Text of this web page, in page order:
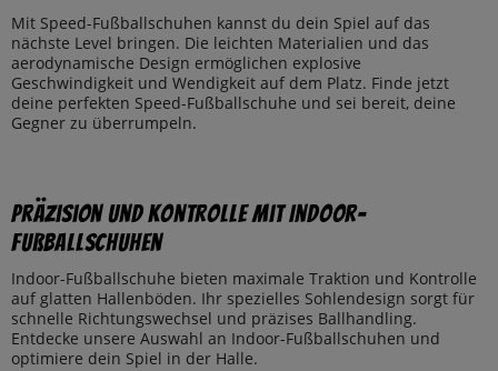
Mit Speed-Fußballschuhen kannst du dein Spiel auf das
nächste Level bringen. Die leichten Materialien und das
aerodynamische Design ermöglichen explosive
Geschwindigkeit und Wendigkeit auf dem Platz. Finde jetzt
deine perfekten Speed-Fußballschuhe und sei bereit, deine
Gegner zu überrumpeln.
Präzision und Kontrolle mit Indoor-
Fußballschuhen
Indoor-Fußballschuhe bieten maximale Traktion und Kontrolle
auf glatten Hallenböden. Ihr spezielles Sohlendesign sorgt für
schnelle Richtungswechsel und präzises Ballhandling.
Entdecke unsere Auswahl an Indoor-Fußballschuhen und
optimiere dein Spiel in der Halle.